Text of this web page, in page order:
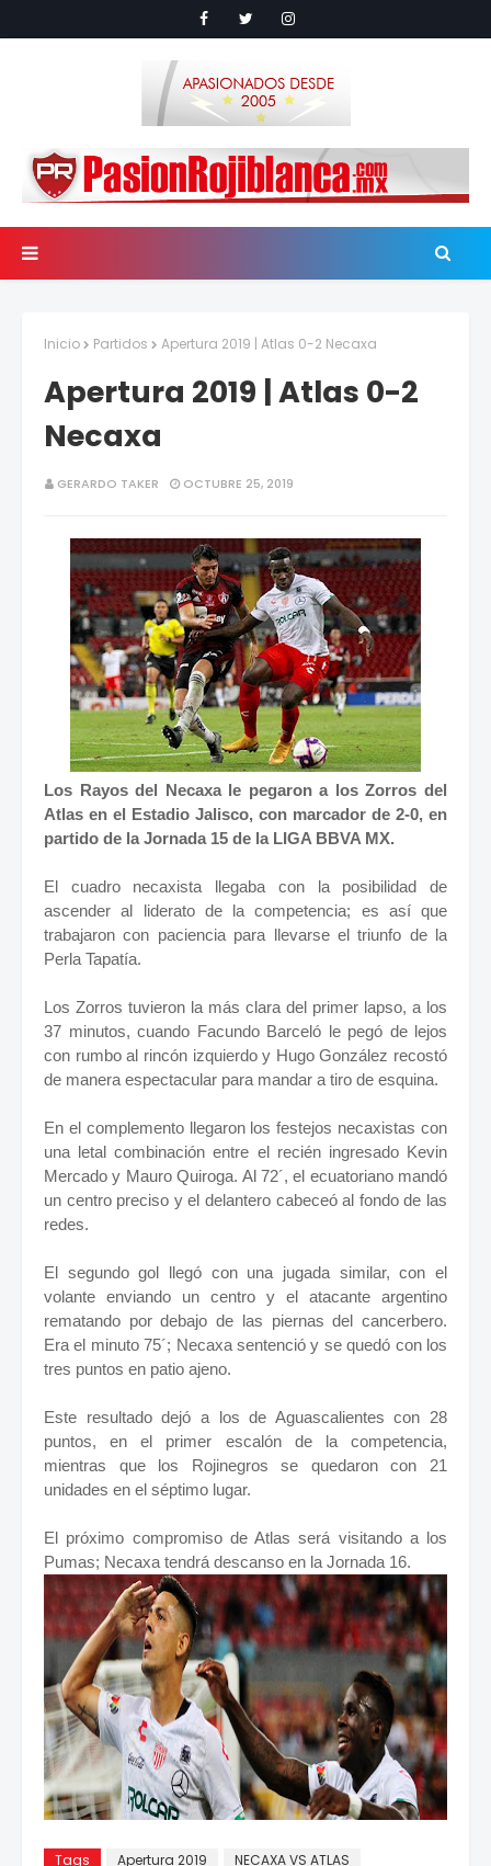
Inicio Partidos Apertura 2019 | Atlas 0-2 Necaxa
Apertura 2019 | Atlas 0-2
Necaxa
GERARDO TAKER OCTUBRE 25, 2019
Los Rayos del Necaxa le pegaron a los Zorros del
Atlas en el Estadio Jalisco, con marcador de 2-0, en
partido de la Jornada 15 de la LIGA BBVA MX.
El cuadro necaxista llegaba con la posibilidad de
ascender al liderato de la competencia; es así que
trabajaron con paciencia para llevarse el triunfo de la
Perla Tapatía.
Los Zorros tuvieron la más clara del primer lapso, a los
37 minutos, cuando Facundo Barceló le pegó de lejos
con rumbo al rincón izquierdo y Hugo González recostó
de manera espectacular para mandar a tiro de esquina.
En el complemento llegaron los festejos necaxistas con
una letal combinación entre el recién ingresado Kevin
Mercado y Mauro Quiroga. Al 72´, el ecuatoriano mandó
un centro preciso y el delantero cabeceó al fondo de las
redes.
El segundo gol llegó con una jugada similar, con el
volante enviando un centro y el atacante argentino
rematando por debajo de las piernas del cancerbero.
Era el minuto 75´; Necaxa sentenció y se quedó con los
tres puntos en patio ajeno.
Este resultado dejó a los de Aguascalientes con 28
puntos, en el primer escalón de la competencia,
mientras que los Rojinegros se quedaron con 21
unidades en el séptimo lugar.
El próximo compromiso de Atlas será visitando a los
Pumas; Necaxa tendrá descanso en la Jornada 16.
Tags Apertura 2019
NECAXA VS ATLAS